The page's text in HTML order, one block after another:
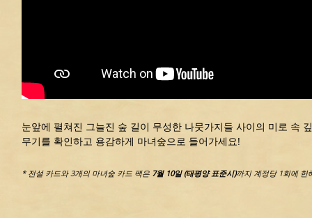
눈앞에 펼쳐진 그늘진 숲 길이 무성한 나뭇가지들 사이의 미로 속
무기를 확인하고 용감하게 마녀숲으로 들어가세요!
* 전설 카드와 3개의 마녀숲 카드 팩은 7월 10일 (태평양 표준시)까지 계정당 1회에 한